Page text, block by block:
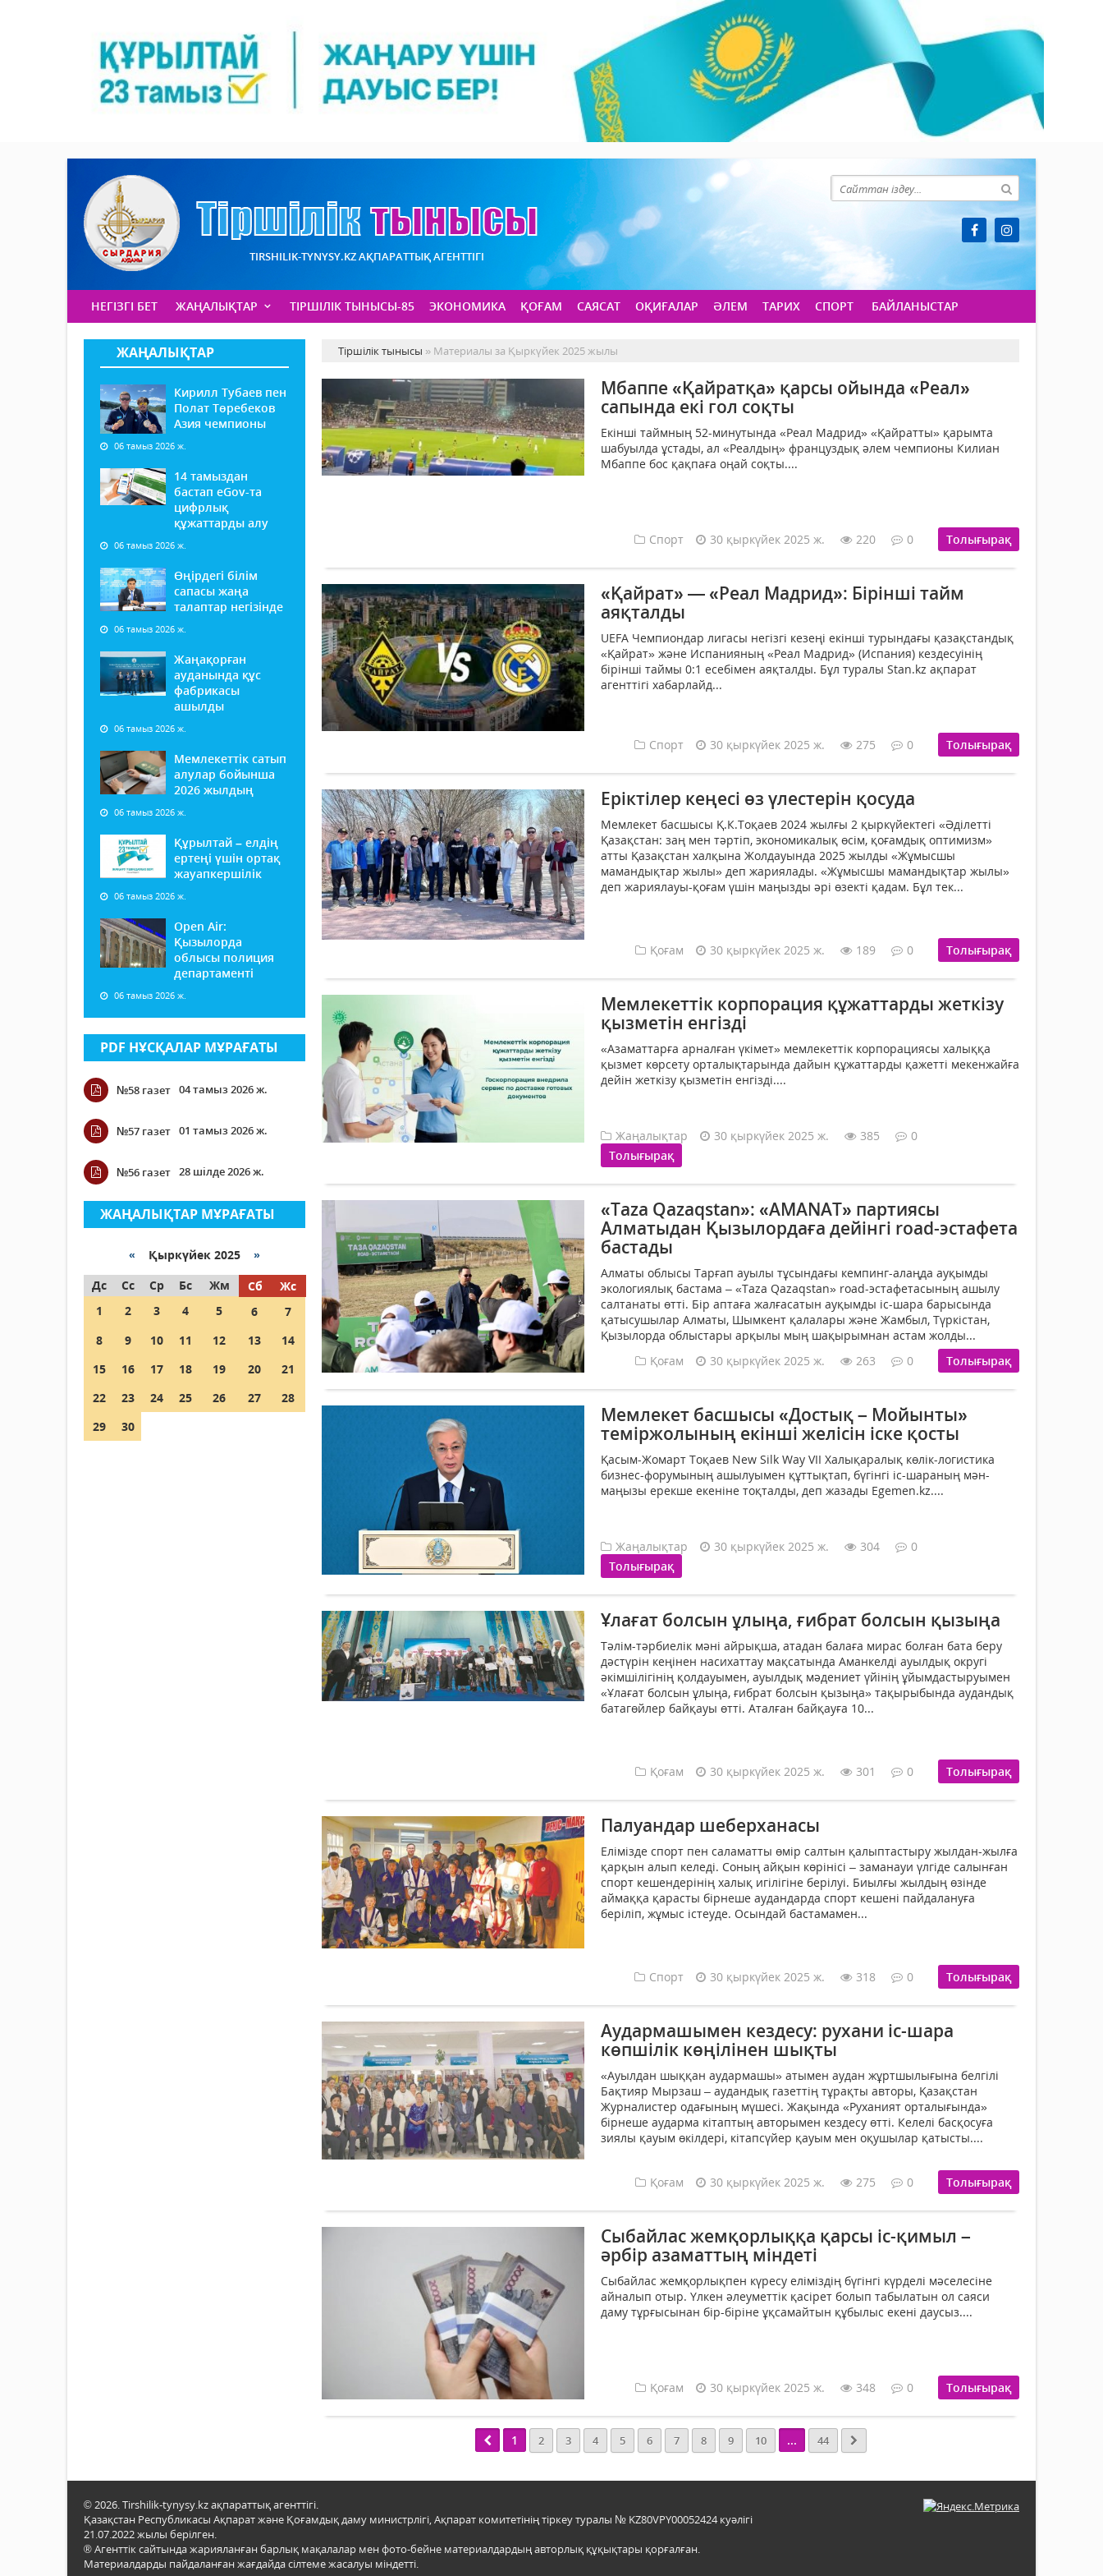
TIRSHILIK-TYNYSY.KZ АҚПАРАТТЫҚ АГЕНТТІГІ
НЕГІЗГІ БЕТ ЖАҢАЛЫҚТАР ТІРШІЛІК ТЫНЫСЫ-85 ЭКОНОМИКА ҚОҒАМ САЯСАТ ОҚИҒАЛАР ӘЛЕМ ТАРИХ СПОРТ БАЙЛАНЫСТАР
ЖАҢАЛЫҚТАР
Кирилл Тубаев пен
Полат Төребеков
Азия чемпионы
06 тамыз 2026 ж.
14 тамыздан
бастап еGov-та
цифрлық
құжаттарды алу
06 тамыз 2026 ж.
Өңірдегі білім
сапасы жаңа
талаптар негізінде
06 тамыз 2026 ж.
Жаңақорған
ауданында құс
фабрикасы
ашылды
06 тамыз 2026 ж.
Мемлекеттік сатып
алулар бойынша
2026 жылдың
06 тамыз 2026 ж.
Құрылтай – елдің
ертеңі үшін ортақ
жауапкершілік
06 тамыз 2026 ж.
Open Air:
Қызылорда
облысы полиция
департаменті
06 тамыз 2026 ж.
PDF НҰСҚАЛАР МҰРАҒАТЫ
№58 газет 04 тамыз 2026 ж.
№57 газет 01 тамыз 2026 ж.
№56 газет 28 шілде 2026 ж.
ЖАҢАЛЫҚТАР МҰРАҒАТЫ
« Қыркүйек 2025 »
Дс
Сс Ср Бс Жм Сб
Жс
1
2 3 4 5 6
7
8
9 10 11 12 13
14
15
16 17 18 19 20
21
22
23 24 25 26 27
28
29
30
Тіршілік тынысы » Материалы за Қыркүйек 2025 жылы
Мбаппе «Қайратқа» қарсы ойында «Реал»
сапында екі гол соқты
Екінші таймның 52-минутында «Реал Мадрид» «Қайратты» қарымта
шабуылда ұстады, ал «Реалдың» француздық әлем чемпионы Килиан
Мбаппе бос қақпаға оңай соқты....
Спорт 30 қыркүйек 2025 ж. 220 0 Толығырақ
«Қайрат» — «Реал Мадрид»: Бірінші тайм
аяқталды
UEFA Чемпиондар лигасы негізгі кезеңі екінші турындағы қазақстандық
«Қайрат» және Испанияның «Реал Мадрид» (Испания) кездесуінің
бірінші таймы 0:1 есебімен аяқталды. Бұл туралы Stan.kz ақпарат
агенттігі хабарлайд...
Спорт 30 қыркүйек 2025 ж. 275 0 Толығырақ
Еріктілер кеңесі өз үлестерін қосуда
Мемлекет басшысы Қ.К.Тоқаев 2024 жылғы 2 қыркүйектегі «Әділетті
Қазақстан: заң мен тәртіп, экономикалық өсім, қоғамдық оптимизм»
атты Қазақстан халқына Жолдауында 2025 жылды «Жұмысшы
мамандықтар жылы» деп жариялады. «Жұмысшы мамандықтар жылы»
деп жариялауы-қоғам үшін маңызды әрі өзекті қадам. Бұл тек...
Қоғам 30 қыркүйек 2025 ж. 189 0 Толығырақ
Мемлекеттік корпорация құжаттарды жеткізу
қызметін енгізді
«Азаматтарға арналған үкімет» мемлекеттік корпорациясы халыққа
қызмет көрсету орталықтарында дайын құжаттарды қажетті мекенжайға
дейін жеткізу қызметін енгізді....
Жаңалықтар 30 қыркүйек 2025 ж. 385
0
Толығырақ
«Taza Qazaqstan»: «AMANAT» партиясы
Алматыдан Қызылордаға дейінгі road-эстафета
бастады
Алматы облысы Тарғап ауылы тұсындағы кемпинг-алаңда ауқымды
экологиялық бастама – «Taza Qazaqstan» road-эстафетасының ашылу
салтанаты өтті. Бір аптаға жалғасатын ауқымды іс-шара барысында
қатысушылар Алматы, Шымкент қалалары және Жамбыл, Түркістан,
Қызылорда облыстары арқылы мың шақырымнан астам жолды...
Қоғам
30 қыркүйек 2025 ж. 263 0 Толығырақ
Мемлекет басшысы «Достық – Мойынты»
теміржолының екінші желісін іске қосты
Қасым-Жомарт Тоқаев New Silk Way VII Халықаралық көлік-логистика
бизнес-форумының ашылуымен құттықтап, бүгінгі іс-шараның мән-
маңызы ерекше екеніне тоқталды, деп жазады Egemen.kz....
Жаңалықтар 30 қыркүйек 2025 ж. 304
0
Толығырақ
Ұлағат болсын ұлыңа, ғибрат болсын қызыңа
Тәлім-тәрбиелік мәні айрықша, атадан балаға мирас болған бата беру
дәстүрін кеңінен насихаттау мақсатында Аманкелді ауылдық округі
әкімшілігінің қолдауымен, ауылдық мәдениет үйінің ұйымдастыруымен
«Ұлағат болсын ұлыңа, ғибрат болсын қызыңа» тақырыбында аудандық
батагөйлер байқауы өтті. Аталған байқауға 10...
Қоғам 30 қыркүйек 2025 ж. 301 0 Толығырақ
Палуандар шеберханасы
Елімізде спорт пен саламатты өмір салтын қалыптастыру жылдан-жылға
қарқын алып келеді. Соның айқын көрінісі – заманауи үлгіде салынған
спорт кешендерінің халық игілігіне берілуі. Биылғы жылдың өзінде
аймаққа қарасты бірнеше аудандарда спорт кешені пайдалануға
беріліп, жұмыс істеуде. Осындай бастамамен...
Спорт 30 қыркүйек 2025 ж. 318 0 Толығырақ
Аудармашымен кездесу: рухани іс-шара
көпшілік көңілінен шықты
«Ауылдан шыққан аудармашы» атымен аудан жұртшылығына белгілі
Бақтияр Мырзаш – аудандық газеттің тұрақты авторы, Қазақстан
Журналистер одағының мүшесі. Жақында «Руханият орталығында»
бірнеше аударма кітаптың авторымен кездесу өтті. Келелі басқосуға
зиялы қауым өкілдері, кітапсүйер қауым мен оқушылар қатысты....
Қоғам 30 қыркүйек 2025 ж. 275 0 Толығырақ
Сыбайлас жемқорлыққа қарсы іс-қимыл –
әрбір азаматтың міндеті
Сыбайлас жемқорлықпен күресу еліміздің бүгінгі күрделі мәселесіне
айналып отыр. Үлкен әлеуметтік қасірет болып табылатын ол саяси
даму тұрғысынан бір-біріне ұқсамайтын құбылыс екені даусыз....
Қоғам 30 қыркүйек 2025 ж. 348 0 Толығырақ
1 2 3 4 5 6 7 8 9 10 ... 44
© 2026. Tirshilik-tynysy.kz ақпараттық агенттігі.
Қазақстан Республикасы Ақпарат және Қоғамдық даму министрлігі, Ақпарат комитетінің тіркеу туралы № KZ80VPY00052424 куәлігі
21.07.2022 жылы берілген.
® Агенттік сайтында жарияланған барлық мақалалар мен фото-бейне материалдардың авторлық құқықтары қорғалған.
Материалдарды пайдаланған жағдайда сілтеме жасалуы міндетті.